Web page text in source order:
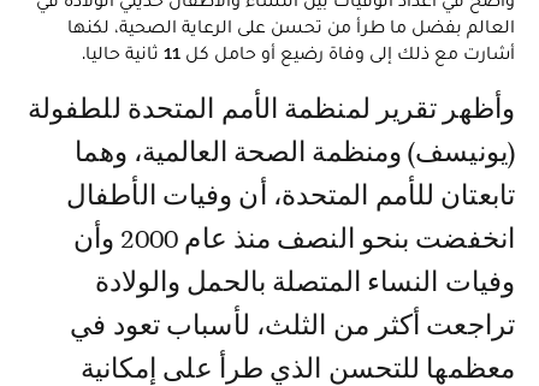
العالم بفضل ما طرأ من تحسن على الرعاية الصحية، لكنها
أشارت مع ذلك إلى وفاة رضيع أو حامل كل 11 ثانية حاليا.
وأظهر تقرير لمنظمة الأمم المتحدة للطفولة
(يونيسف) ومنظمة الصحة العالمية، وهما
تابعتان للأمم المتحدة، أن وفيات الأطفال
انخفضت بنحو النصف منذ عام 2000 وأن
وفيات النساء المتصلة بالحمل والولادة
تراجعت أكثر من الثلث، لأسباب تعود في
معظمها للتحسن الذي طرأ على إمكانية